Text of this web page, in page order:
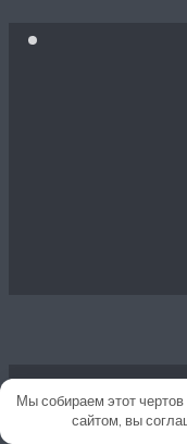
Вам это
Мы собираем этот
сайтом, вы